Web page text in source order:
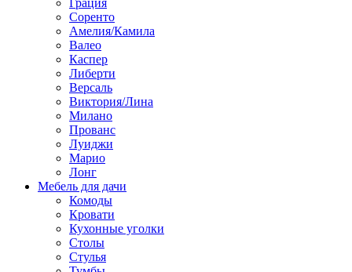
Грация
Соренто
Амелия/Камила
Валео
Каспер
Либерти
Версаль
Виктория/Лина
Милано
Прованс
Луиджи
Марио
Лонг
Мебель для дачи
Комоды
Кровати
Кухонные уголки
Столы
Стулья